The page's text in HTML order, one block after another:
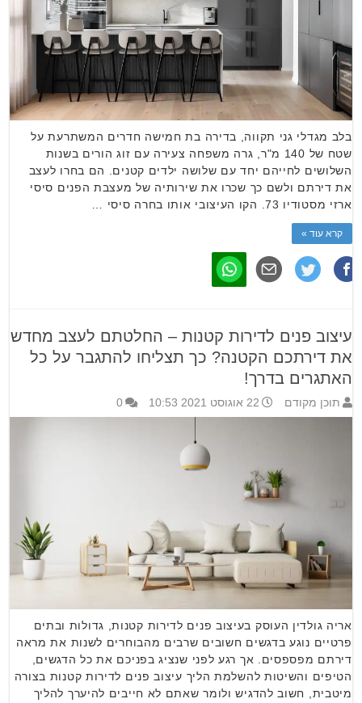
בלב מגדלי גני תקווה, בדירה בת חמישה חדרים המשתרעת על
שטח של 140 מ"ר, גרה משפחה צעירה עם זוג הורים בשנות
השלושים לחייהם יחד עם שלושה ילדים קטנים. הם בחרו לעצב
את דירתם ולשם כך שכרו את שירותיה של מעצבת הפנים סיסי
ארזי מסטודיו 73. הקו העיצובי אותו בחרה סיסי …
קרא עוד »
עיצוב פנים לדירות קטנות – החלטתם לעצב מחדש
את דירתכם הקטנה? כך תצליחו להתגבר על כל
האתגרים בדרך!
תוכן מקודם 22 אוגוסט 2021 10:53 0
אריה גולדין העוסק בעיצוב פנים לדירות קטנות, גדולות ובתים
פרטיים נוגע בדגשים חשובים שרבים מהבוחרים לשנות את מראה
דירתם מפספסים. אך רגע לפני שנציג בפניכם את כל הדגשים,
הטיפים והשיטות להשלמת הליך עיצוב פנים לדירות קטנות בצורה
מיטבית, חשוב להדגיש ולומר שאתם לא חייבים להיערך להליך